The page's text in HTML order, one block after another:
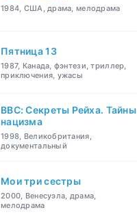
1984, США, драма, мелодрама
Пятница 13
1987, Канада, фэнтези, триллер,
приключения, ужасы
BBC: Секреты Рейха. Тайны
нацизма
1998, Великобритания,
документальный
Мои три сестры
2000, Венесуэла, драма,
мелодрама